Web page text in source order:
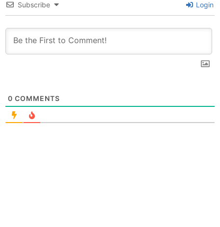
Subscribe Login
0 COMMENTS